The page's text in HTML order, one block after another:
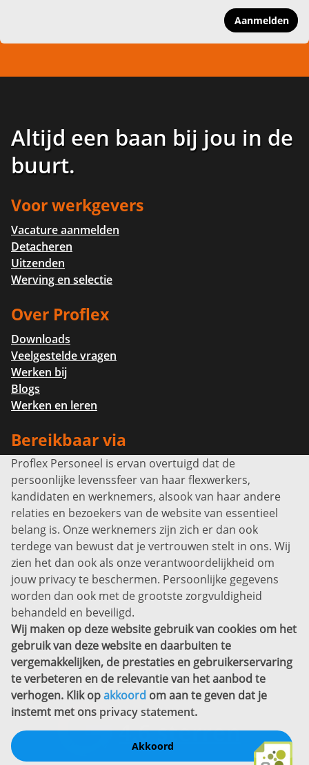
Aanmelden
Altijd een baan bij jou in de
buurt.
Voor werkgevers
Vacature aanmelden
Detacheren
Uitzenden
Werving en selectie
Over Proflex
Downloads
Veelgestelde vragen
Werken bij
Blogs
Werken en leren
Bereikbaar via
Info@proflexpersoneel.nl
Bel ons:+31 (0)85 0450040
Prins Willem-Alexanderlaan 301
7311 SW Apeldoorn
Disclaimer
Privacyverklaring
Sitemap
Copyright
Bekijk ook eens
Proflex Personeel is ervan overtuigd dat de
persoonlijke levenssfeer van haar flexwerkers,
kandidaten en werknemers, alsook van haar andere
relaties en bezoekers van de website van essentieel
belang is. Onze werknemers zijn zich er dan ook
terdege van bewust dat je vertrouwen stelt in ons. Wij
zien het dan ook als onze verantwoordelijkheid om
jouw privacy te beschermen. Persoonlijke gegevens
worden dan ook met de grootste zorgvuldigheid
behandeld en beveiligd.
Wij maken op deze website gebruik van cookies om het
gebruik van deze website en daarbuiten te
vergemakkelijken, de prestaties en gebruikerservaring
te verbeteren en de relevantie van het aanbod te
verhogen. Klik opakkoord om aan te geven dat je
instemt met ons privacy statement.
Akkoord